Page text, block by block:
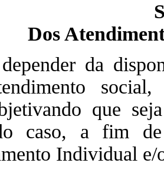
Dos
da
que
caso, a fim
Individual e/